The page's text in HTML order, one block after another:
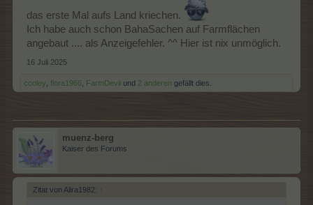
das erste Mal aufs Land kriechen.
Ich habe auch schon BahaSachen auf Farmflächen
angebaut .... als Anzeigefehler. ^^ Hier ist nix unmöglich.
16 Juli 2025
cooley flora1966 FarmDevil und 2 anderen gefällt dies.
muenz-berg
Kaiser des Forums
Zitat von Alira1982: ↑